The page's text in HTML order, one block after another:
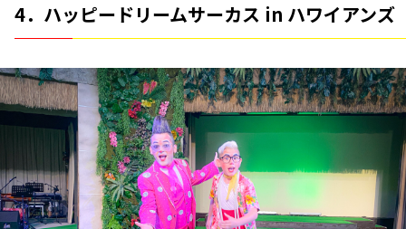
4．ハッピードリームサーカス in ハワイアンズ